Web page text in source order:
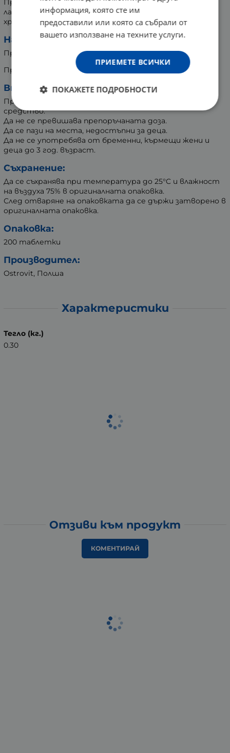
Продуктът може да съдържа мляко (включително
лактоза), соя, фъстъци, други ядки, сусам, зърнени
храни, съдържащи глутен, яйца, ракообразни, риба.
Начин на употреба:
Приемайте по 1 порция (¼ от таблетката) на ден.
Продуктът е предназначен за възрастни.
Внимание:
Продуктът е хранителна добавка, а не лекарствено
средство.
Да не се превишава препоръчаната доза.
Да се пази на места, недостъпни за деца.
Да не се употребява от бременни, кърмещи жени и
деца до 3 год. възраст.
Съхранение:
Да се съхранява при температура до 25°C и влажност
на въздуха 75% в оригиналната опаковка.
След отваряне на опаковката да се държи затворено в
оригиналната опаковка.
Опаковка:
200 таблетки
Производител:
Ostrovit, Полша
Характеристики
Тегло (кг.)
0.30
Отзиви към продукт
КОМЕНТИРАЙ
информация, която сте им
предоставили или която са събрали от
вашето използване на техните услуги.
ПРИЕМЕТЕ ВСИЧКИ
ПОКАЖЕТЕ ПОДРОБНОСТИ